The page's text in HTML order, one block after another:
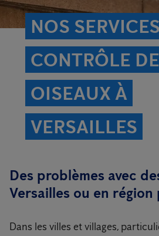
NOS
CONTRÔLE
OISEAUX À
VERSAILLES
Des problèmes avec
Versailles ou en région
Dans les villes et villages,